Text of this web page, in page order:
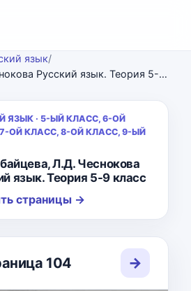
язык/
В.В. Бабайцева, Л.Д. Чеснокова Русский язык. Теория 5-9 класс
ЯЗЫК · 5-ЫЙ КЛАСС, 6-ОЙ
ОЙ КЛАСС, 8-ОЙ КЛАСС, 9-ЫЙ
Л.Д. Чеснокова
язык. Теория 5-9 класс
страницы →
104 →